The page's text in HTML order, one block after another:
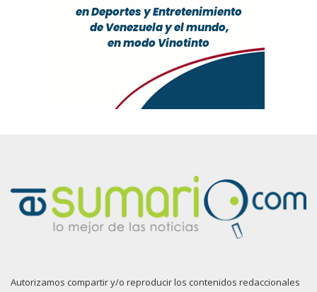
Autorizamos compartir y/o reproducir los contenidos redaccionales